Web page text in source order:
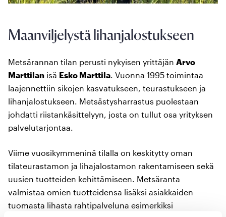
Maanviljelystä lihanjalostukseen
Metsärannan tilan perusti nykyisen yrittäjän Arvo
Marttilan isä Esko Marttila. Vuonna 1995 toimintaa
laajennettiin sikojen kasvatukseen, teurastukseen ja
lihanjalostukseen. Metsästysharrastus puolestaan
johdatti riistankäsittelyyn, josta on tullut osa yrityksen
palvelutarjontaa.
Viime vuosikymmeninä tilalla on keskitytty oman
tilateurastamon ja lihajalostamon rakentamiseen sekä
uusien tuotteiden kehittämiseen. Metsäranta
valmistaa omien tuotteidensa lisäksi asiakkaiden
tuomasta lihasta rahtipalveluna esimerkiksi